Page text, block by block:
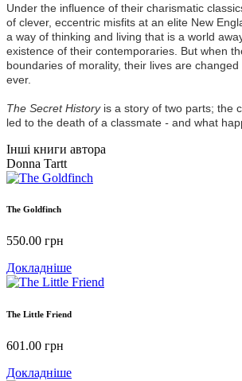
Under the influence of their charismatic
of clever, eccentric misfits at an elite New
a way of thinking and living that is a world
existence of their contemporaries. But when
boundaries of morality, their lives are
ever.
The Secret Historyis a story of two parts; the
led to the death of a classmate - and what
Інші книги автора
Donna Tartt
The Goldfinch
550.00 грн
Докладніше
The Little Friend
601.00 грн
Докладніше